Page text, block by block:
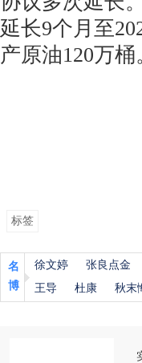
延长9个月至
产原油120万桶
标签
名
博
徐文婷 张良点金
王导
杜康 秋末